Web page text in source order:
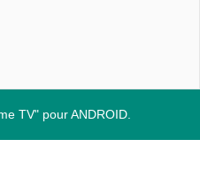
TV" pour ANDROID.